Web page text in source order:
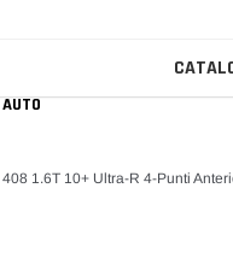
1.6T 10+ Ultra-R 4-Punti